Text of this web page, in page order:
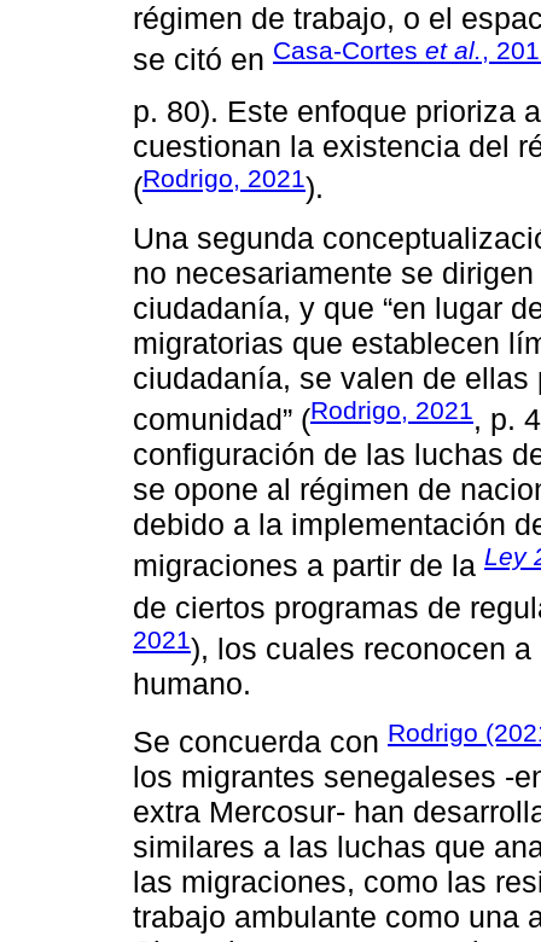
régimen de trabajo, o el
se citó en Casa-Cortes et al.,
p. 80). Este enfoque prioriza
cuestionan la existencia del
(Rodrigo, 2021).
Una segunda
no necesariamente se
ciudadanía, y que “en lugar
migratorias que establecen
ciudadanía, se valen de
comunidad” (Rodrigo, 2021, p.
configuración de las luchas
se opone al régimen de
debido a la implementación
migraciones a partir de la Ley
de ciertos programas de
2021), los cuales reconocen
humano.
Se concuerda con Rodrigo
los migrantes senegaleses -
extra Mercosur- han
similares a las luchas que
las migraciones, como las
trabajo ambulante como una